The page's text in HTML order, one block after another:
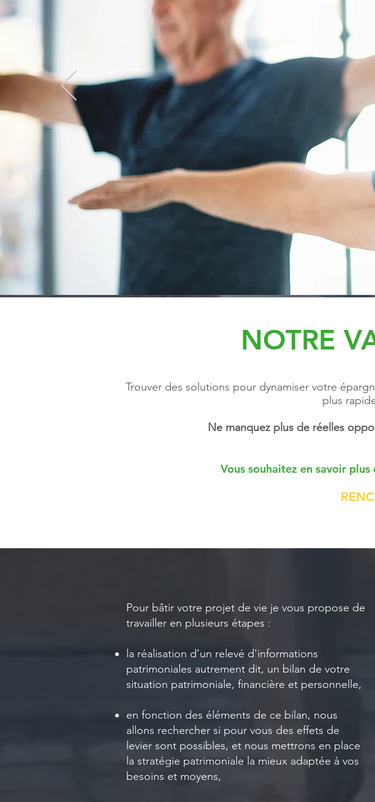
NOTRE
Trouver des solutions pour dynamiser votre
plus
Ne manquez plus de réelles
Vous souhaitez en savoir
Pour bâtir votre projet de vie je vous propose de
travailler en plusieurs étapes :
la réalisation d’un relevé d'informations
patrimoniales autrement dit, un bilan de votre
situation patrimoniale, financière et personnelle,
en fonction des éléments de ce bilan, nous
allons rechercher si pour vous des effets de
levier sont possibles, et nous mettrons en place
la stratégie patrimoniale la mieux adaptée à vos
besoins et moyens,